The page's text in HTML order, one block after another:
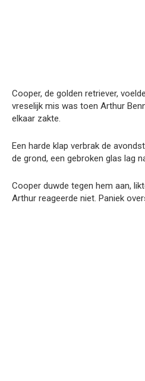
Cooper, de golden retriever,
vreselijk mis was toen Arthur
elkaar zakte.
Een harde klap verbrak de
de grond, een gebroken glas lag
Cooper duwde tegen hem aan,
Arthur reageerde niet. Paniek